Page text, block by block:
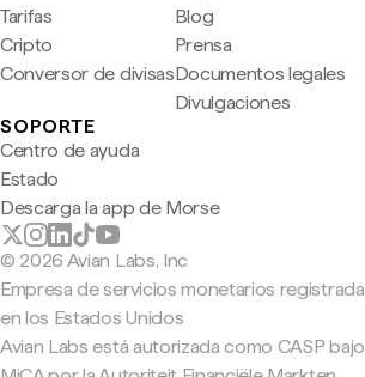
Tarifas
Cripto
Conversor de divisas
Blog
Prensa
Documentos legales
Divulgaciones
SOPORTE
Centro de ayuda
Estado
Descarga la app de Morse
© 2026 Avian Labs, Inc
Empresa de servicios monetarios registrada
en los Estados Unidos
Avian Labs está autorizada como CASP bajo